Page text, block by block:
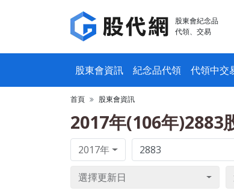
股東會紀念品
代領、交易
股東會資訊 紀念品代領 代領中交
首頁 股東會資訊
2017年(106年)2883
2017年
選擇更新日